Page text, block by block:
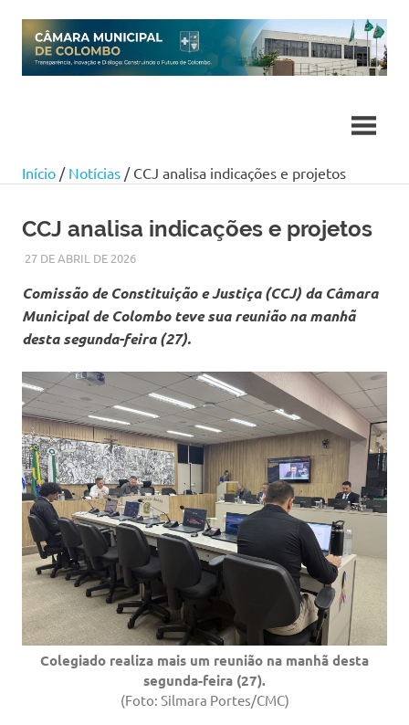
content
Início / Notícias / CCJ analisa indicações e projetos
CCJ analisa indicações e projetos
27 DE ABRIL DE 2026SILMARA
NOTÍCIAS
Comissão de Constituição e Justiça (CCJ) da Câmara
Municipal de Colombo teve sua reunião na manhã
desta segunda-feira (27).
Colegiado realiza mais um reunião na manhã desta
segunda-feira (27).
(Foto: Silmara Portes/CMC)